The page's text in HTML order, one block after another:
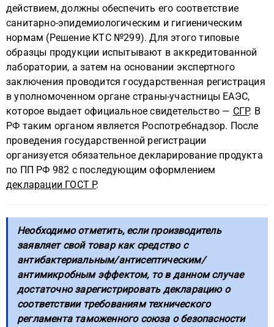
действием, должны обеспечить его соответствие
санитарно-эпидемиологическим и гигиеническим
нормам (Решение КТС №299). Для этого типовые
образцы продукции испытывают в аккредитованной
лаборатории, а затем на основании экспертного
заключения проводится государственная регистрация
в уполномоченном органе страны-участницы ЕАЭС,
которое выдает официальное свидетельство — СГР. В
РФ таким органом является Роспотребнадзор. После
проведения государственной регистрации
организуется обязательное декларирование продукта
по ПП РФ 982 с последующим оформлением
декларации ГОСТ Р.
Необходимо отметить, если производитель
заявляет свой товар как средство с
антибактериальным/антисептическим/
антимикробным эффектом, то в данном случае
достаточно зарегистрировать декларацию о
соответствии требованиям технического
регламента таможенного союза о безопасности